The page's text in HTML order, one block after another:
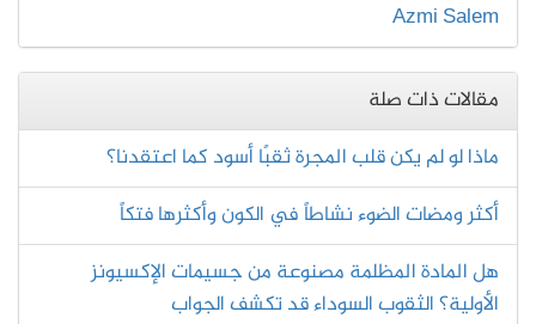
Azmi Salem
مقالات ذات صلة
ماذا لو لم يكن قلب المجرة ثقبًا أسود كما اعتقدنا؟
أكثر ومضات الضوء نشاطاً في الكون وأكثرها فتكاً
هل المادة المظلمة مصنوعة من جسيمات الإكسيونز
الأولية؟ الثقوب السوداء قد تكشف الجواب